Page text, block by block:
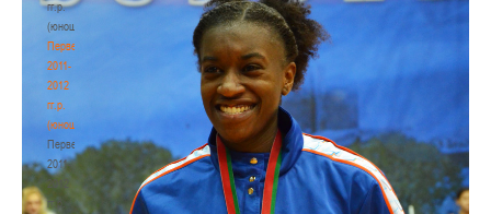
гг.р.
(юноши)
Первенство
2011-
2012
гг.р.
(юноши)
Первенство
2011-
2012
гг.р.